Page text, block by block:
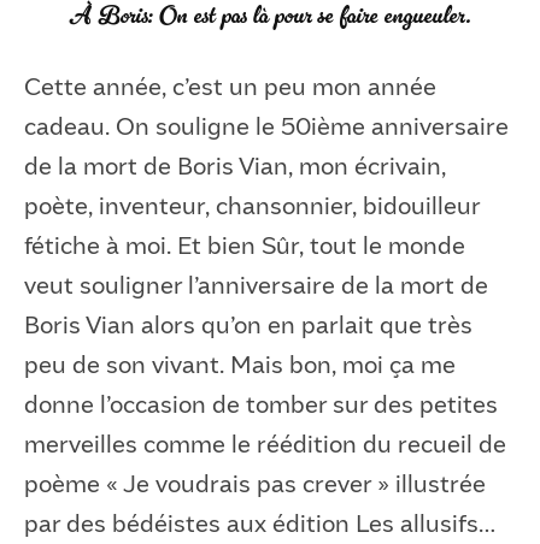
À Boris: On est pas là pour se faire engueuler.
Cette année, c’est un peu mon année
cadeau. On souligne le 50ième anniversaire
de la mort de Boris Vian, mon écrivain,
poète, inventeur, chansonnier, bidouilleur
fétiche à moi. Et bien Sûr, tout le monde
veut souligner l’anniversaire de la mort de
Boris Vian alors qu’on en parlait que très
peu de son vivant. Mais bon, moi ça me
donne l’occasion de tomber sur des petites
merveilles comme le réédition du recueil de
poème « Je voudrais pas crever » illustrée
par des bédéistes aux édition Les allusifs…